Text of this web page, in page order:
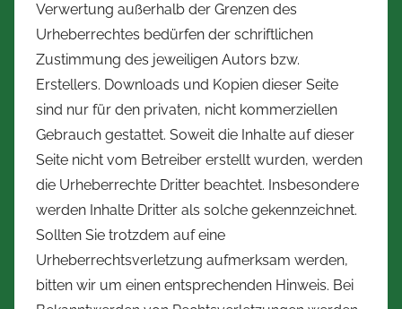
Verwertung außerhalb der Grenzen des
Urheberrechtes bedürfen der schriftlichen
Zustimmung des jeweiligen Autors bzw.
Erstellers. Downloads und Kopien dieser Seite
sind nur für den privaten, nicht kommerziellen
Gebrauch gestattet. Soweit die Inhalte auf dieser
Seite nicht vom Betreiber erstellt wurden, werden
die Urheberrechte Dritter beachtet. Insbesondere
werden Inhalte Dritter als solche gekennzeichnet.
Sollten Sie trotzdem auf eine
Urheberrechtsverletzung aufmerksam werden,
bitten wir um einen entsprechenden Hinweis. Bei